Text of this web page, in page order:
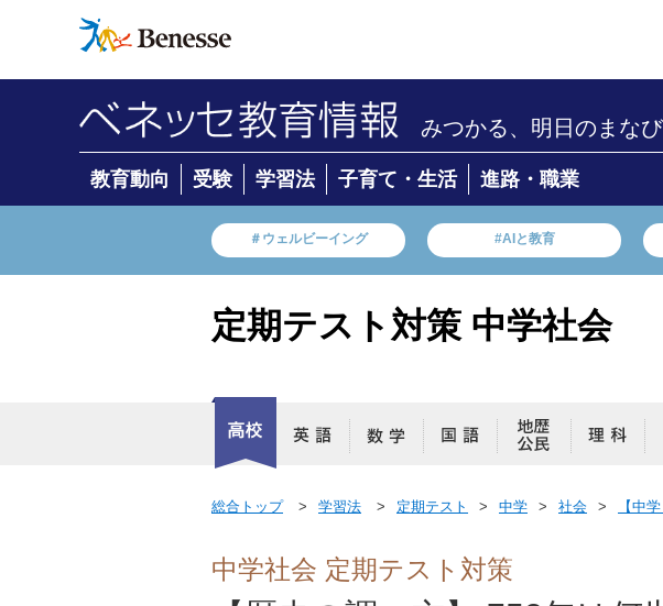
みつかる、明日のまなび
教育動向 受験 学習法 子育て・生活 進路・職業
＃ウェルビーイング #AIと教育
定期テスト対策 中学社会
総合トップ 学習法 定期テスト 中学 社会 【中
中学社会 定期テスト対策